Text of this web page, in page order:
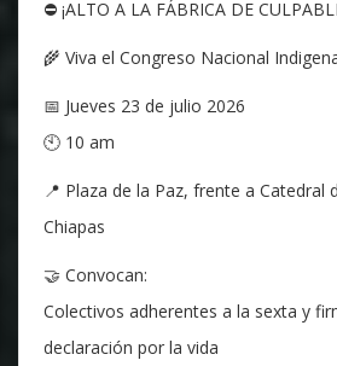
⛔ ¡ALTO A LA FÁBRICA DE
🌾 Viva el Congreso Nacional
📅 Jueves 23 de julio 2026
🕙 10 am
📍 Plaza de la Paz, frente a Catedral
Chiapas
🤝 Convocan:
Colectivos adherentes a la sexta y
declaración por la vida